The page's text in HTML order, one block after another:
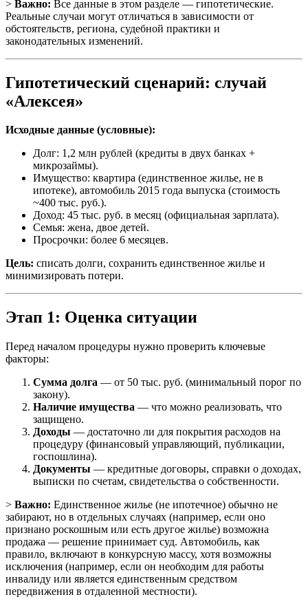
> Важно: Все данные в этом разделе — гипотетические.
Реальные случаи могут отличаться в зависимости от
обстоятельств, региона, судебной практики и
законодательных изменений.
Гипотетический сценарий: случай
«Алексея»
Исходные данные (условные):
Долг: 1,2 млн рублей (кредиты в двух банках +
микрозаймы).
Имущество: квартира (единственное жилье, не в
ипотеке), автомобиль 2015 года выпуска (стоимость
~400 тыс. руб.).
Доход: 45 тыс. руб. в месяц (официальная зарплата).
Семья: жена, двое детей.
Просрочки: более 6 месяцев.
Цель: списать долги, сохранить единственное жилье и
минимизировать потери.
Этап 1: Оценка ситуации
Перед началом процедуры нужно проверить ключевые
факторы:
Сумма долга — от 50 тыс. руб. (минимальный порог по
закону).
Наличие имущества — что можно реализовать, что
защищено.
Доходы — достаточно ли для покрытия расходов на
процедуру (финансовый управляющий, публикации,
госпошлина).
Документы — кредитные договоры, справки о доходах,
выписки по счетам, свидетельства о собственности.
> Важно: Единственное жилье (не ипотечное) обычно не
забирают, но в отдельных случаях (например, если оно
признано роскошным или есть другое жилье) возможна
продажа — решение принимает суд. Автомобиль, как
правило, включают в конкурсную массу, хотя возможны
исключения (например, если он необходим для работы
инвалиду или является единственным средством
передвижения в отдаленной местности).